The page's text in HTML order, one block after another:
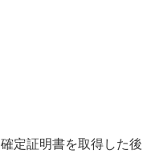
確定証明書を取得した